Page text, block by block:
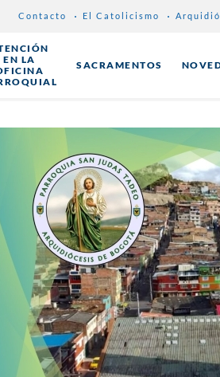
Contacto El Catolicismo
EN LA
SACRAMENTOS